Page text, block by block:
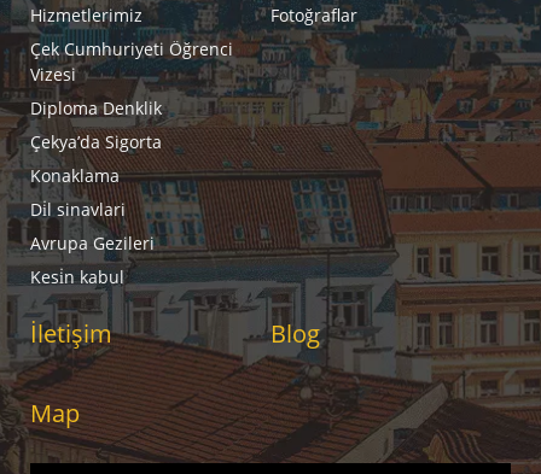
Hizmetlerimiz
Çek Cumhuriyeti Öğrenci
Vizesi
Diploma Denklik
Çekya’da Sigorta
Konaklama
Di̇l sinavlari
Avrupa Gezileri
Kesi̇n kabul
Fotoğraflar
İletişim Blog
Map